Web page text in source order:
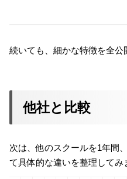
続いても、細かな特徴を全公
他社と比較
次は、他のスクールを1年間
て具体的な違いを整理してみ